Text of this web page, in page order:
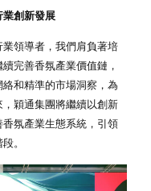
創新發展
領導者，我們肩負著培
完善香氛產業價值鏈，
和精準的市場洞察，為
穎通集團將繼續以創新
氛產業生態系統，引領
。